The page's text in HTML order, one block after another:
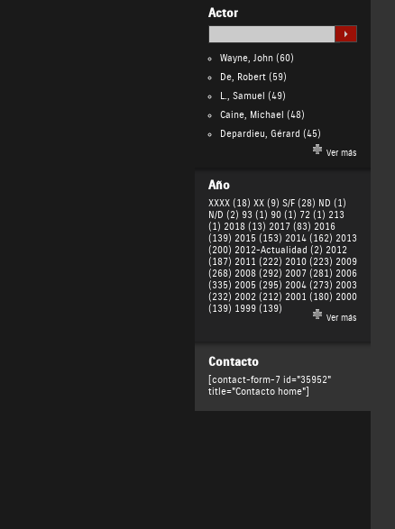
Actor
Wayne, John(60)
De, Robert(59)
L., Samuel (49)
Caine, Michael (48)
Depardieu, Gérard (45)
Ver más
Año
XXXX (18) XX (9) S/F (28) ND (1)
N/D (2) 93 (1) 90 (1) 72 (1) 213
(1) 2018 (13) 2017 (83) 2016
(139) 2015 (153) 2014 (162) 2013
(200) 2012-Actualidad (2) 2012
(187) 2011 (222) 2010 (223) 2009
(268) 2008 (292) 2007 (281) 2006
(335) 2005 (295) 2004 (273) 2003
(232) 2002 (212) 2001 (180) 2000
(139) 1999 (139)
Ver más
Contacto
[contact-form-7 id="35952"
title="Contacto home"]